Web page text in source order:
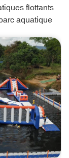
flottants
aquatique